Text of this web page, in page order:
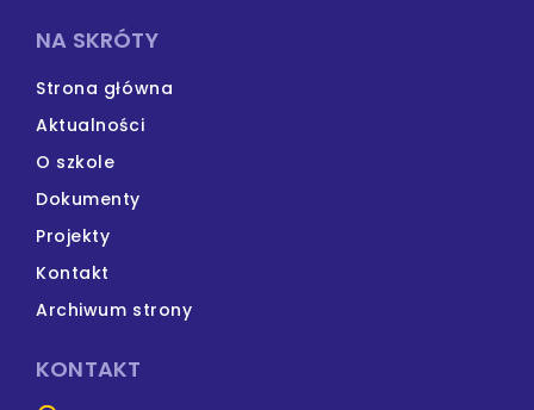
NA SKRÓTY
Strona główna
Aktualności
O szkole
Dokumenty
Projekty
Kontakt
Archiwum strony
KONTAKT